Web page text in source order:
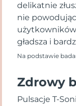
delikatnie
nie
gładsza i
Na podstawie
Zdrowy
Pulsacje T-